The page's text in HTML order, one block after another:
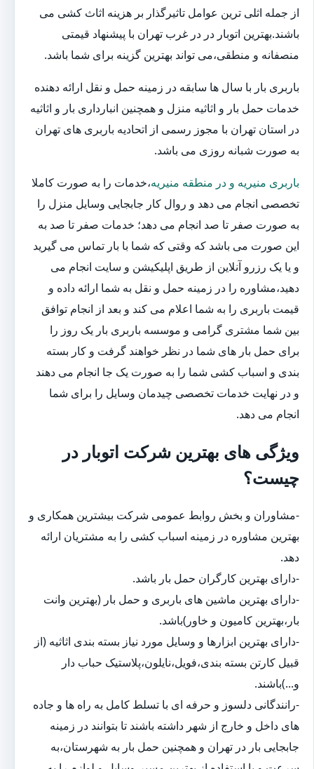
از جمله اثلی ترین عوامل تاثیرگذار بر هزینه اثاث کشی می
باشند.بهترین اتوبار در در غرب تهران با پیشنهاد قیمتی
منصفانه و منطقی،می تواند بهترین گزینه برای شما باشد.
باربری بار با سال ها سابقه در زمینه حمل و نقل ارائه دهنده
خدمات حمل بار و اثاثیه منزل و همچنین انبارداری بار و اثاثیه
در استان تهران با مجوز رسمی از اتحادیه باربری های تهران
به صورت شبانه روزی می باشد.
باربری منیریه و در منطقه منیریه،خدمات را به صورت کاملا
تخصصی انجام می دهد و روال کار جابجایی وسایل منزل را
به صورت صفر تا صد انجام می دهد؛ خدمات صفر تا صد به
این صورت می باشد که وقتی که شما با بار تماس می گیرید
و یا یک رزرو آنلاین از طریق اپلیکیشن و سایت انجام می
دهید،مشاوره را در زمینه حمل و نقل به شما ارائه داده و
قیمت باربری را به شما اعلام می کند و بعد از انجام توافق
بین شما مشتری گرامی و موسسه باربری بار یک روز را
برای حمل بار های شما در نظر خواهند گرفت و کار بسته
بندی و اسباب کشی شما را به صورت یک جا انجام می دهند
و در نهایت خدمات تخصصی چیدمان وسایل را برای شما
انجام می دهد.
ویژگی های بهترین شرکت اتوبار در
چیست؟
-مشاوران و بخش روابط عمومی شرکت بیشترین همکاری و
بهترین مشاوره در زمینه اسباب کشی را به مشتریان ارائه
دهد.
-دارای بهترین کارگران حمل بار باشد.
-دارای بهترین ماشین های باربری و حمل بار (بهترین وانت
بار،بهترین کامیون و خاور)باشد.
-دارای بهترین ابزارها و وسایل مورد نیاز بسته بندی اثاثیه (از
قبیل کارتن بسته بندی،فویل،نایلون،پلاستیک حباب دار
و...)باشند.
-رانندگانی دلسوز و حرفه ای با تسلط کامل به راه ها و جاده
های داخل و خارج از شهر داشته باشند تا بتوانند در زمینه
جابجایی بار در تهران و همچنین حمل بار به شهرستان،به